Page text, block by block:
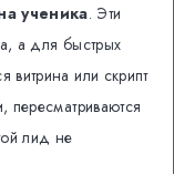
ученика. Эти
а для быстрых
витрина или скрипт
пересматриваются
лид не